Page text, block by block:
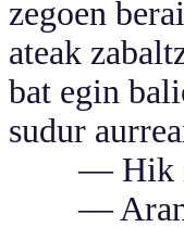
zegoen
ateak
bat egin
sudur
— Hik zer
—